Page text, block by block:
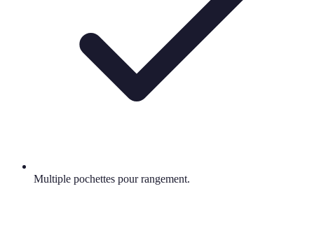
Multiple pochettes pour rangement.